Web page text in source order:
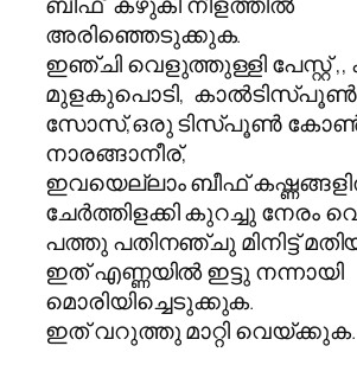
അരിഞ്ഞെടുക്കുക.
ഇഞ്ചി വെളുത്തുള്ളി പേസ്റ്റ് ,,
മുളകുപൊടി,
സോസ്,ഒരു ടിസ്പൂണ്‍
നാരങ്ങാനീര്,
ഇവയെല്ലാം ബീഫ്
ചേർത്തിളക്കി കുറച്ചു നേരം
പത്തു പതിനഞ്ചു മിനിട്ട്
ഇത് എണ്ണയിൽ ഇട്ടു നന്നായി
മൊരിയിച്ചെടുക്കുക.
ഇത് വറുത്തു മാറ്റി വെയ്ക്കുക.